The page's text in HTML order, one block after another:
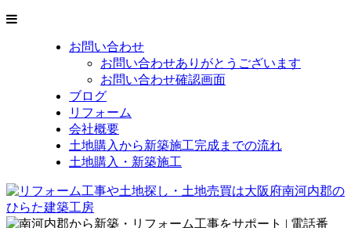
お問い合わせ
お問い合わせありがとうございます
お問い合わせ確認画面
ブログ
リフォーム
会社概要
土地購入から新築施工完成までの流れ
土地購入・新築施工